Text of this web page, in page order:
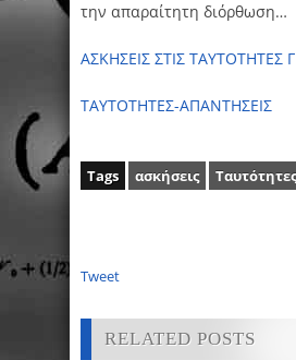
την απαραίτητη διόρθωση…
ΑΣΚΗΣΕΙΣ ΣΤΙΣ ΤΑΥΤΟΤΗΤΕΣ
ΤΑΥΤΟΤΗΤΕΣ-ΑΠΑΝΤΗΣΕΙΣ
Tags ασκήσεις Ταυτότητες
Tweet
RELATED POSTS